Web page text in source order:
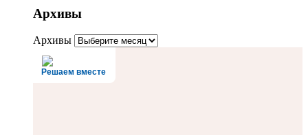
Архивы
Архивы
Решаем вместе